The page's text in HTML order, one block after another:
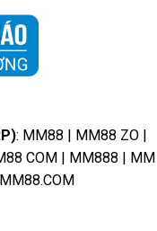
: MM88 | MM88 ZO |
COM | MM888 | MM